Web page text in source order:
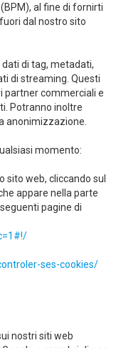
al fine di fornirti
dal nostro sito
dati di tag, metadati,
di streaming. Questi
partner commerciali e
Potranno inoltre
anonimizzazione.
momento:
web, cliccando sul
appare nella parte
pagine di
ses-cookies/
nostri siti web